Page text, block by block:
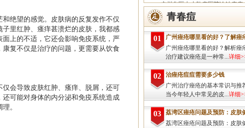
绝望的感觉。皮肤病的反复发作不仅
里红肿、瘙痒甚溃烂的皮肤，我都感
上的不适，它还会影响免疫系统，严
复不仅是治疗的问题，更需要从饮食
会导致皮肤红肿、瘙痒、脱屑，还可
可能对身体的内分泌和免疫系统造成
。
广州华医大皮肤病医院诊治痤疮
发、灰指甲、荨麻疹、湿疹、皮炎、
皮肤过敏、扁平疣、带状疱疹、皮肤
皮肤过敏等皮肤疾病的治疗方面...详
青春痘
01
广州痤疮哪里看的好？了解痤
广州痤疮哪里看的好？解析痤
治疗建议痤疮是一种常...详细
02
治痤疮痘痘需要多少钱
广州治疗痤疮的基本常识与推
当今年轻人中常见的皮...详细
03
荔湾区痤疮问题及预防：皮肤
荔湾区痤疮问题及预防：皮肤